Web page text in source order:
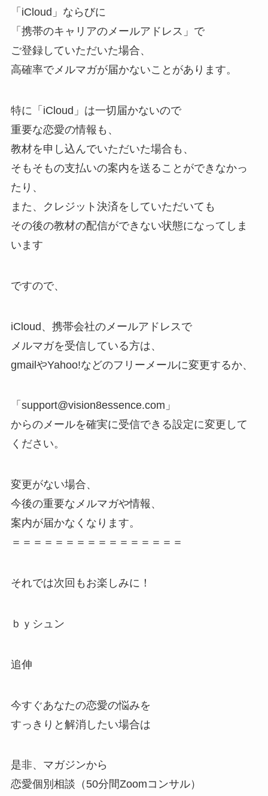
「iCloud」ならびに
「携帯のキャリアのメールアドレス」で
ご登録していただいた場合、
高確率でメルマガが届かないことがあります。
特に「iCloud」は一切届かないので
重要な恋愛の情報も、
教材を申し込んでいただいた場合も、
そもそもの支払いの案内を送ることができなかっ
たり、
また、クレジット決済をしていただいても
その後の教材の配信ができない状態になってしま
います
ですので、
iCloud、携帯会社のメールアドレスで
メルマガを受信している方は、
gmailやYahoo!などのフリーメールに変更するか、
「support@vision8essence.com」
からのメールを確実に受信できる設定に変更して
ください。
変更がない場合、
今後の重要なメルマガや情報、
案内が届かなくなります。
＝＝＝＝＝＝＝＝＝＝＝＝＝＝＝＝
それでは次回もお楽しみに！
ｂｙシュン
追伸
今すぐあなたの恋愛の悩みを
すっきりと解消したい場合は
是非、マガジンから
恋愛個別相談（50分間Zoomコンサル）